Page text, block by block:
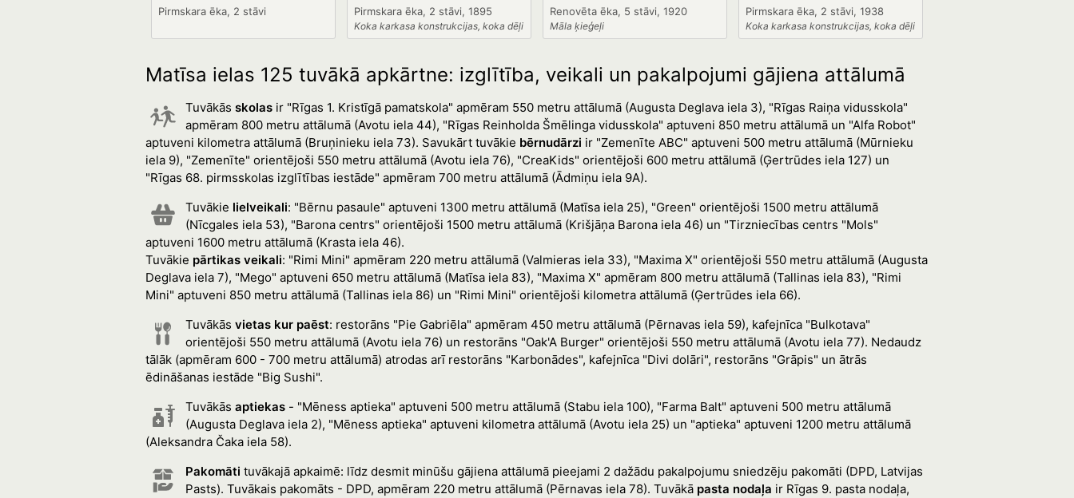
Pirmskara ēka, 2 stāvi Pirmskara ēka, 2 stāvi, 1895
Koka karkasa konstrukcijas, koka dēļi
Renovēta ēka, 5 stāvi, 1920
Māla ķieģeļi
Pirmskara ēka, 2 stāvi, 1938
Koka karkasa konstrukcijas, koka dēļi
Matīsa ielas 125 tuvākā apkārtne: izglītība, veikali un pakalpojumi gājiena attālumā
Tuvākās skolas ir "Rīgas 1. Kristīgā pamatskola" apmēram 550 metru attālumā (Augusta Deglava iela 3), "Rīgas Raiņa vidusskola"
apmēram 800 metru attālumā (Avotu iela 44), "Rīgas Reinholda Šmēlinga vidusskola" aptuveni 850 metru attālumā un "Alfa Robot"
aptuveni kilometra attālumā (Bruņinieku iela 73). Savukārt tuvākie bērnudārzi ir "Zemenīte ABC" aptuveni 500 metru attālumā (Mūrnieku
iela 9), "Zemenīte" orientējoši 550 metru attālumā (Avotu iela 76), "CreaKids" orientējoši 600 metru attālumā (Ģertrūdes iela 127) un
"Rīgas 68. pirmsskolas izglītības iestāde" apmēram 700 metru attālumā (Ādmiņu iela 9A).
Tuvākie lielveikali: "Bērnu pasaule" aptuveni 1300 metru attālumā (Matīsa iela 25), "Green" orientējoši 1500 metru attālumā
(Nīcgales iela 53), "Barona centrs" orientējoši 1500 metru attālumā (Krišjāņa Barona iela 46) un "Tirzniecības centrs "Mols"
aptuveni 1600 metru attālumā (Krasta iela 46).
Tuvākie pārtikas veikali: "Rimi Mini" apmēram 220 metru attālumā (Valmieras iela 33), "Maxima X" orientējoši 550 metru attālumā (Augusta
Deglava iela 7), "Mego" aptuveni 650 metru attālumā (Matīsa iela 83), "Maxima X" apmēram 800 metru attālumā (Tallinas iela 83), "Rimi
Mini" aptuveni 850 metru attālumā (Tallinas iela 86) un "Rimi Mini" orientējoši kilometra attālumā (Ģertrūdes iela 66).
Tuvākās vietas kur paēst: restorāns "Pie Gabriēla" apmēram 450 metru attālumā (Pērnavas iela 59), kafejnīca "Bulkotava"
orientējoši 550 metru attālumā (Avotu iela 76) un restorāns "Oak'A Burger" orientējoši 550 metru attālumā (Avotu iela 77). Nedaudz
tālāk (apmēram 600 - 700 metru attālumā) atrodas arī restorāns "Karbonādes", kafejnīca "Divi dolāri", restorāns "Grāpis" un ātrās
ēdināšanas iestāde "Big Sushi".
Tuvākās aptiekas - "Mēness aptieka" aptuveni 500 metru attālumā (Stabu iela 100), "Farma Balt" aptuveni 500 metru attālumā
(Augusta Deglava iela 2), "Mēness aptieka" aptuveni kilometra attālumā (Avotu iela 25) un "aptieka" aptuveni 1200 metru attālumā
(Aleksandra Čaka iela 58).
Pakomāti tuvākajā apkaimē: līdz desmit minūšu gājiena attālumā pieejami 2 dažādu pakalpojumu sniedzēju pakomāti (DPD, Latvijas
Pasts). Tuvākais pakomāts - DPD, apmēram 220 metru attālumā (Pērnavas iela 78). Tuvākā pasta nodaļa ir Rīgas 9. pasta nodaļa,